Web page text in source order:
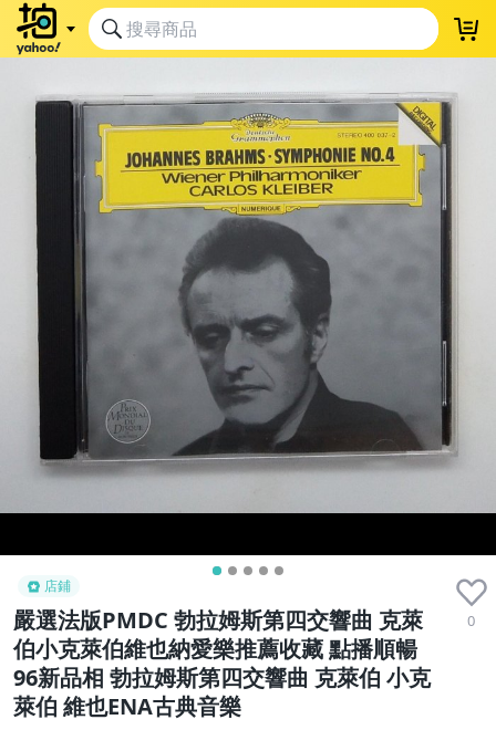
店鋪
嚴選法版PMDC 勃拉姆斯第四交響曲 克萊
伯小克萊伯維也納愛樂推薦收藏 點播順暢
96新品相 勃拉姆斯第四交響曲 克萊伯 小克
萊伯 維也ENA古典音樂
0